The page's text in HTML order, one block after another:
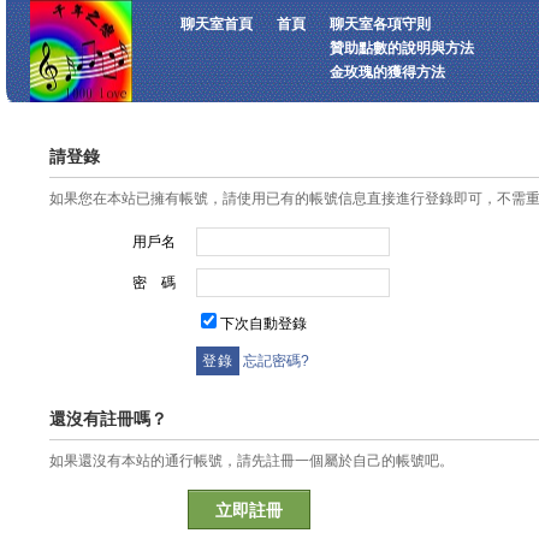
聊天室首頁 首頁
聊天室各項守則
贊助點數的說明與方法
金玫瑰的獲得方法
請登錄
如果您在本站已擁有帳號，請使用已有的帳號信息直接進行登錄即可，不需
用戶名
密 碼
下次自動登錄
忘記密碼?
還沒有註冊嗎？
如果還沒有本站的通行帳號，請先註冊一個屬於自己的帳號吧。
立即註冊